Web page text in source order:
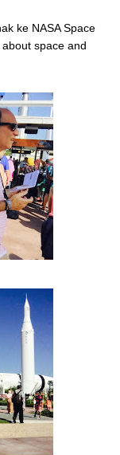
ke NASA Space
space and